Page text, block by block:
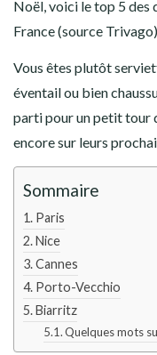
Noël, voici le top 5 des
France (source
Vous êtes plutôt
éventail ou bien
parti pour un petit tour
encore sur leurs
Sommaire
Paris
Nice
Cannes
Porto-Vecchio
Biarritz
Quelques mots